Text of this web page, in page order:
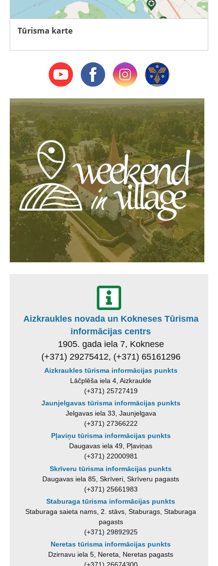
Tūrisma karte
Aizkraukles novada un Kokneses Tūrisma
informācijas centrs
1905. gada iela 7, Koknese
(+371) 29275412, (+371) 65161296
Aizkraukles tūrisma informācijas punkts
Lāčplēša iela 4, Aizkraukle
(+371) 25727419
Jaunjelgavas tūrisma informācijas punkts
Jelgavas iela 33, Jaunjelgava
(+371) 27366222
Pļaviņu tūrisma informācijas punkts
Daugavas iela 49, Pļaviņas
(+371) 22000981
Skrīveru tūrisma informācijas punkts
Daugavas iela 85, Skrīveri, Skrīveru pagasts
(+371) 25661983
Staburaga tūrisma informācijas punkts
Staburaga saieta nams, 2. stāvs, Staburags, Staburaga
pagasts
(+371) 29892925
Neretas tūrisma informācijas punkts
Dzirnavu iela 5, Nereta, Neretas pagasts